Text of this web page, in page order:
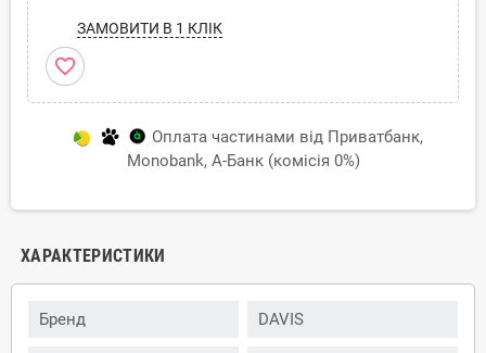
ЗАМОВИТИ В 1 КЛІК
favorite_border
Оплата частинами від Приватбанк,
Monobank, А-Банк (комісія 0%)
ХАРАКТЕРИСТИКИ
Бренд DAVIS